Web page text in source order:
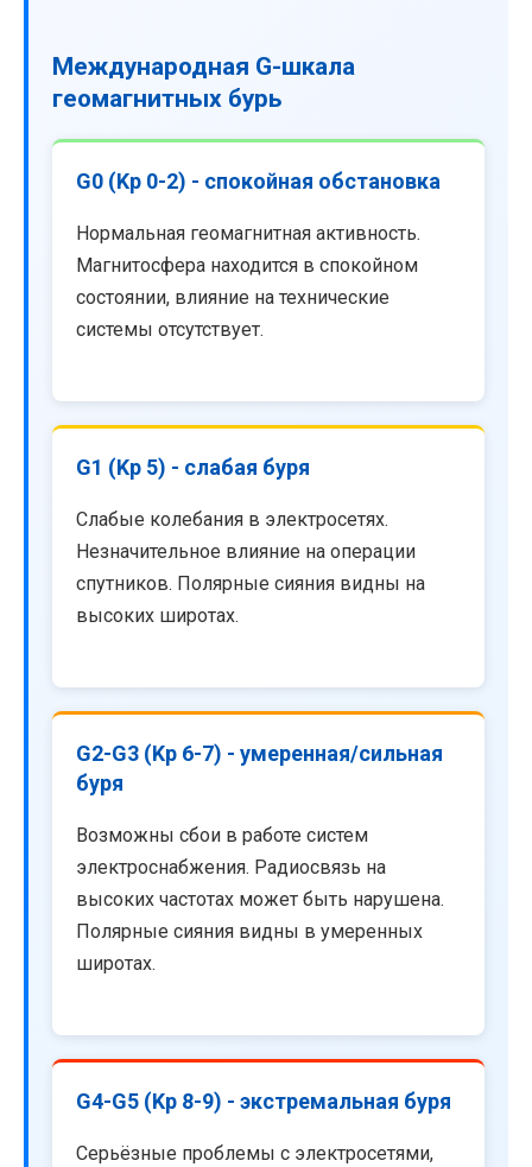
Международная G-шкала
геомагнитных бурь
G0 (Kp 0-2) - спокойная обстановка
Нормальная геомагнитная активность.
Магнитосфера находится в спокойном
состоянии, влияние на технические
системы отсутствует.
G1 (Kp 5) - слабая буря
Слабые колебания в электросетях.
Незначительное влияние на операции
спутников. Полярные сияния видны на
высоких широтах.
G2-G3 (Kp 6-7) - умеренная/сильная
буря
Возможны сбои в работе систем
электроснабжения. Радиосвязь на
высоких частотах может быть нарушена.
Полярные сияния видны в умеренных
широтах.
G4-G5 (Kp 8-9) - экстремальная буря
Серьёзные проблемы с электросетями,